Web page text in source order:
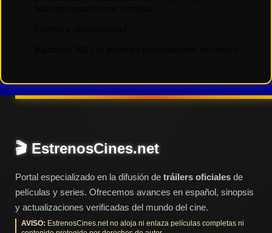
🎬 EstrenosCines.net
Portal especializado en la difusión de tráilers oficiales de
películas y series. Ofrecemos avances en español, sinopsis
y actualizaciones verificadas del mundo del cine.
AVISO: EstrenosCines.net no aloja ni enlaza películas completas ni